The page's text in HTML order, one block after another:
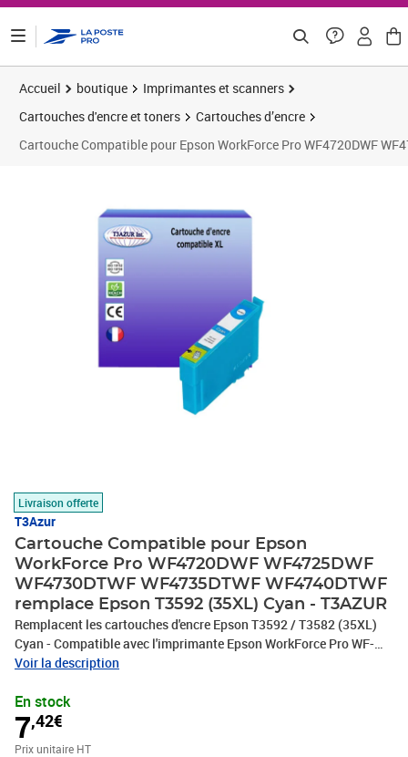
Accueil boutique
Imprimantes et scanners
Cartouches d'encre et toners
Cartouches d’encre
Cartouche Compatible pour Epson WorkForce Pro WF4720DWF
Livraison offerte
T3Azur
Cartouche Compatible pour Epson
WorkForce Pro WF4720DWF WF4725DWF
WF4730DTWF WF4735DTWF WF4740DTWF
remplace Epson T3592 (35XL) Cyan - T3AZUR
Remplacent les cartouches d'encre Epson T3592 / T3582 (35XL)
Cyan - Compatible avec l'imprimante Epson WorkForce Pro WF-
4720DWF, WF-4725DWF, WF-4730DTWF, WF-4735DTWF, WF-
5% , repondent à toutes les normes européennes ISO 9001/14001,
STMC, CE, ROHS - 100% Compatible - Encre de haute qualité qui
garantie une excellence qualité d'impression - Marque T3AZUR
Voir la description
En stock
7,42€
Prix unitaire HT